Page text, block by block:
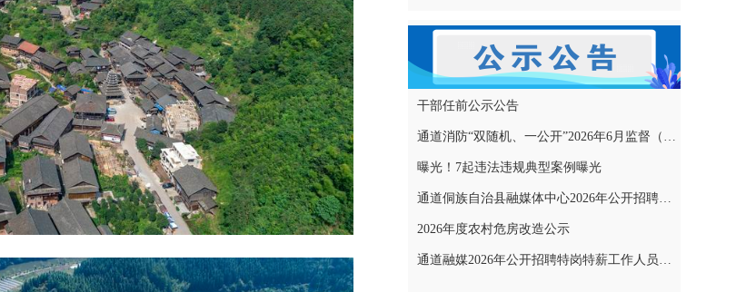
干部任前公示公告
通道消防“双随机、一公开”2026年6月监督（专项）抽查结果和2026年7月监督（专项）抽查计划公示
曝光！7起违法违规典型案例曝光
通道侗族自治县融媒体中心2026年公开招聘特岗特薪工作人员拟聘用人员名单公示
2026年度农村危房改造公示
通道融媒2026年公开招聘特岗特薪工作人员考试成绩公示